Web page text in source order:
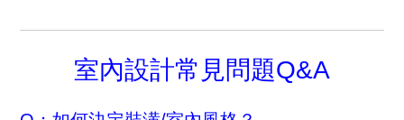
室內設計常見問題Q&A